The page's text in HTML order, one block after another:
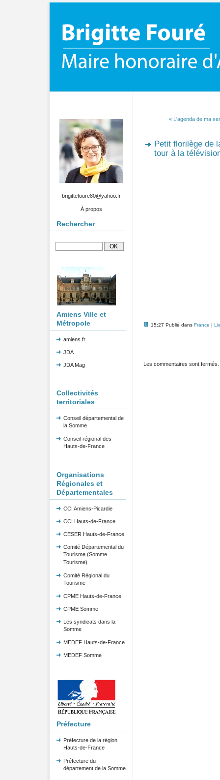
brigittefoure80@yahoo.fr
À propos
Rechercher
Amiens Ville et
Métropole
amiens.fr
JDA
JDA Mag
Collectivités
territoriales
Conseil départemental de
la Somme
Conseil régional des
Hauts-de-France
Organisations
Régionales et
Départementales
CCI Amiens-Picardie
CCI Hauts-de-France
CESER Hauts-de-France
Comité Départemental du
Tourisme (Somme
Tourisme)
Comité Régional du
Tourisme
CPME Hauts-de-France
CPME Somme
Les syndicats dans la
Somme
MEDEF Hauts-de-France
MEDEF Somme
Préfecture
Préfecture de la région
Hauts-de-France
Préfecture du
département de la Somme
« L'agenda de ma
Petit florilège de
tour à la
15:27 Publié dans France |
Les commentaires sont fermés.